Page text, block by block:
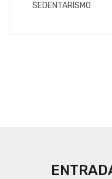
SEDENTARISMO